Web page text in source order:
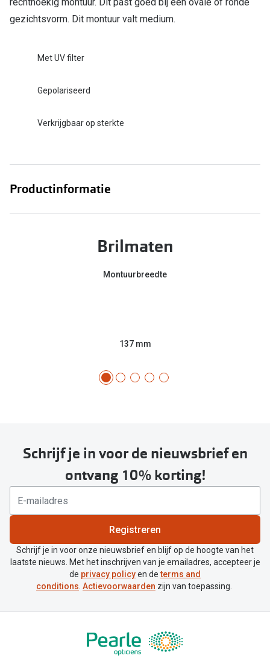
gezichtsvorm. Dit montuur valt medium.
Met UV filter
Gepolariseerd
Verkrijgbaar op sterkte
Productinformatie
Brilmaten
Montuurbreedte
137 mm
Schrijf je in voor de nieuwsbrief en
ontvang 10% korting!
Registreren
Schrijf je in voor onze nieuwsbrief en blijf op de hoogte van het
laatste nieuws. Met het inschrijven van je emailadres, accepteer je
de privacy policyen determs and
conditions. Actievoorwaarden zijn van toepassing.